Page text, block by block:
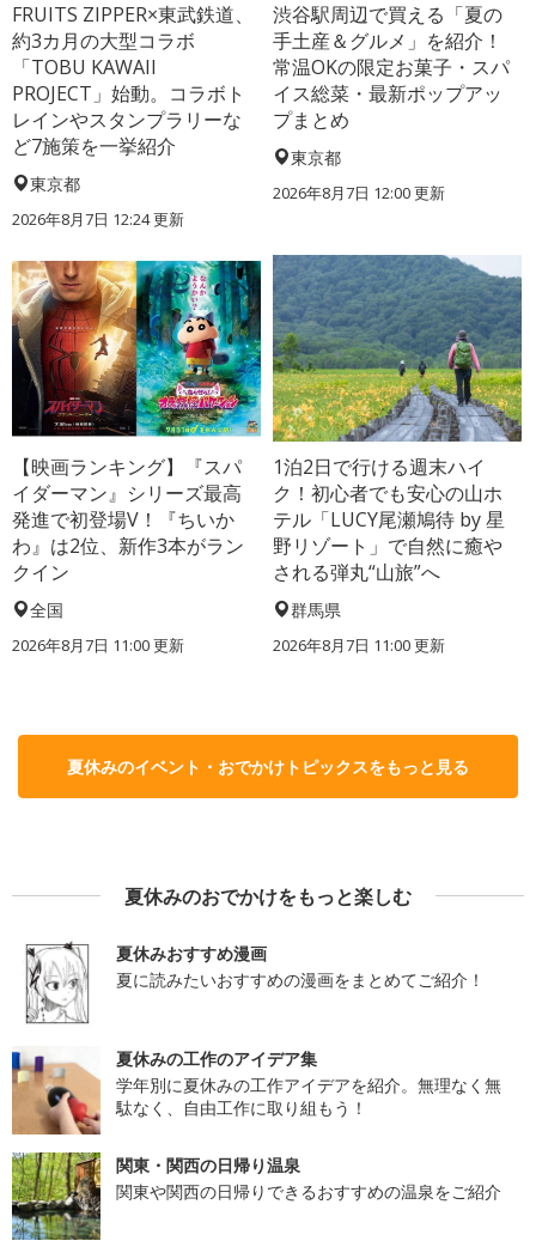
FRUITS ZIPPER×東武鉄道、
約3カ月の大型コラボ
「TOBU KAWAII
PROJECT」始動。コラボト
レインやスタンプラリーな
ど7施策を一挙紹介
東京都
2026年8月7日 12:24更新
渋谷駅周辺で買える「夏の
手土産＆グルメ」を紹介！
常温OKの限定お菓子・スパ
イス総菜・最新ポップアッ
プまとめ
東京都
2026年8月7日 12:00更新
【映画ランキング】『スパ
イダーマン』シリーズ最高
発進で初登場V！『ちいか
わ』は2位、新作3本がラン
クイン
全国
2026年8月7日 11:00更新
1泊2日で行ける週末ハイ
ク！初心者でも安心の山ホ
テル「LUCY尾瀬鳩待 by 星
野リゾート」で自然に癒や
される弾丸“山旅”へ
群馬県
2026年8月7日 11:00更新
夏休みのイベント・おでかけトピックスをもっと見る
夏休みのおでかけをもっと楽しむ
夏休みおすすめ漫画
夏に読みたいおすすめの漫画をまとめてご紹介！
夏休みの工作のアイデア集
学年別に夏休みの工作アイデアを紹介。無理なく無
駄なく、自由工作に取り組もう！
関東・関西の日帰り温泉
関東や関西の日帰りできるおすすめの温泉をご紹介